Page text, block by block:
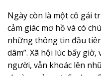
Ngày còn là một cô gái
cảm giác mơ hồ và có
những thông tin đầu tiên
dâm”. Xã hội lúc bấy
người, vẫn khoác lên